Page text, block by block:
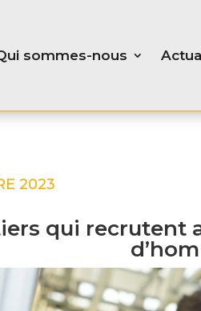
sommes-nous
2023
qui recrutent